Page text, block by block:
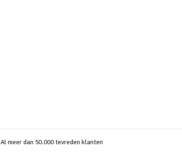
Al meer dan 50.000 tevreden klanten